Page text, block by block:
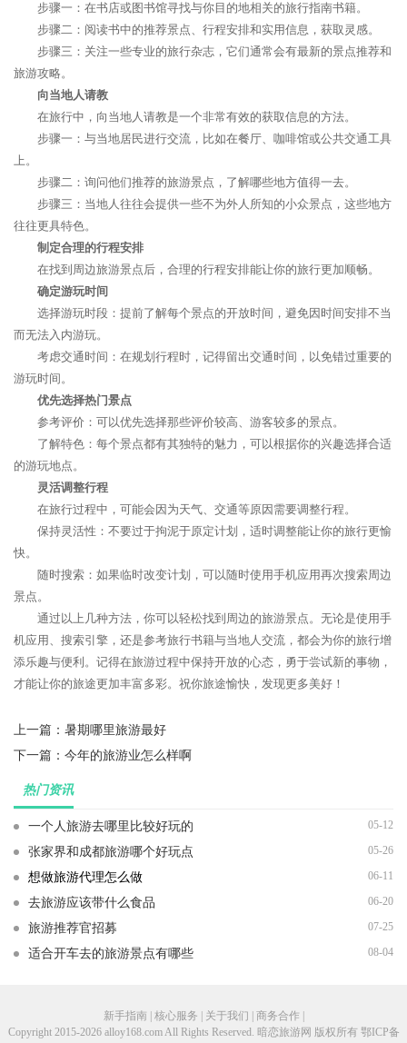
步骤一：在书店或图书馆寻找与你目的地相关的旅行指南书籍。
步骤二：阅读书中的推荐景点、行程安排和实用信息，获取灵感。
步骤三：关注一些专业的旅行杂志，它们通常会有最新的景点推荐和
旅游攻略。
向当地人请教
在旅行中，向当地人请教是一个非常有效的获取信息的方法。
步骤一：与当地居民进行交流，比如在餐厅、咖啡馆或公共交通工具
上。
步骤二：询问他们推荐的旅游景点，了解哪些地方值得一去。
步骤三：当地人往往会提供一些不为外人所知的小众景点，这些地方
往往更具特色。
制定合理的行程安排
在找到周边旅游景点后，合理的行程安排能让你的旅行更加顺畅。
确定游玩时间
选择游玩时段：提前了解每个景点的开放时间，避免因时间安排不当
而无法入内游玩。
考虑交通时间：在规划行程时，记得留出交通时间，以免错过重要的
游玩时间。
优先选择热门景点
参考评价：可以优先选择那些评价较高、游客较多的景点。
了解特色：每个景点都有其独特的魅力，可以根据你的兴趣选择合适
的游玩地点。
灵活调整行程
在旅行过程中，可能会因为天气、交通等原因需要调整行程。
保持灵活性：不要过于拘泥于原定计划，适时调整能让你的旅行更愉
快。
随时搜索：如果临时改变计划，可以随时使用手机应用再次搜索周边
景点。
通过以上几种方法，你可以轻松找到周边的旅游景点。无论是使用手
机应用、搜索引擎，还是参考旅行书籍与当地人交流，都会为你的旅行增
添乐趣与便利。记得在旅游过程中保持开放的心态，勇于尝试新的事物，
才能让你的旅途更加丰富多彩。祝你旅途愉快，发现更多美好！
上一篇： 暑期哪里旅游最好
下一篇： 今年的旅游业怎么样啊
热门资讯
一个人旅游去哪里比较好玩的 05-12
张家界和成都旅游哪个好玩点 05-26
想做旅游代理怎么做 06-11
去旅游应该带什么食品 06-20
旅游推荐官招募 07-25
适合开车去的旅游景点有哪些 08-04
新手指南 | 核心服务 | 关于我们 | 商务合作 |
Copyright 2015-2026 alloy168.com All Rights Reserved. 暗恋旅游网 版权所有 鄂ICP备